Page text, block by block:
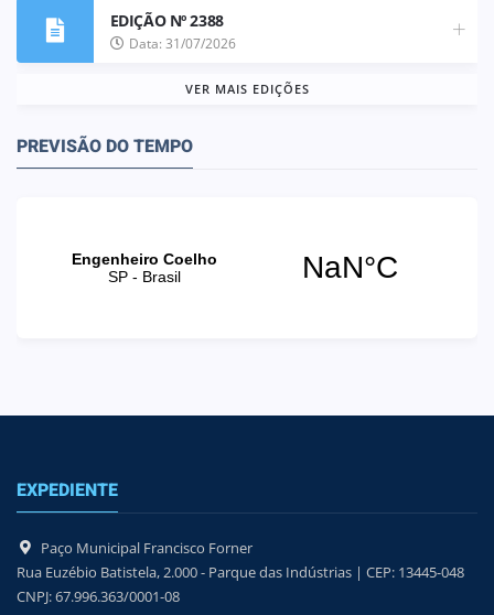
EDIÇÃO Nº 2388
Data: 31/07/2026
VER MAIS EDIÇÕES
PREVISÃO DO TEMPO
EXPEDIENTE
Paço Municipal Francisco Forner
Rua Euzébio Batistela, 2.000 - Parque das Indústrias | CEP: 13445-048
CNPJ: 67.996.363/0001-08